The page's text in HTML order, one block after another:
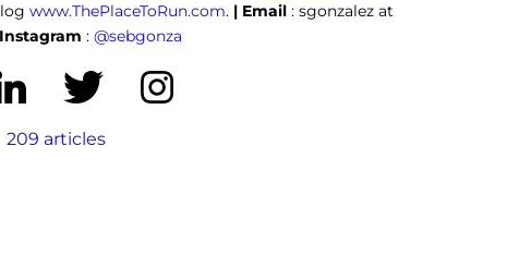
www.ThePlaceToRun.com. | Email : sgonzalez at
: @sebgonza
209 articles